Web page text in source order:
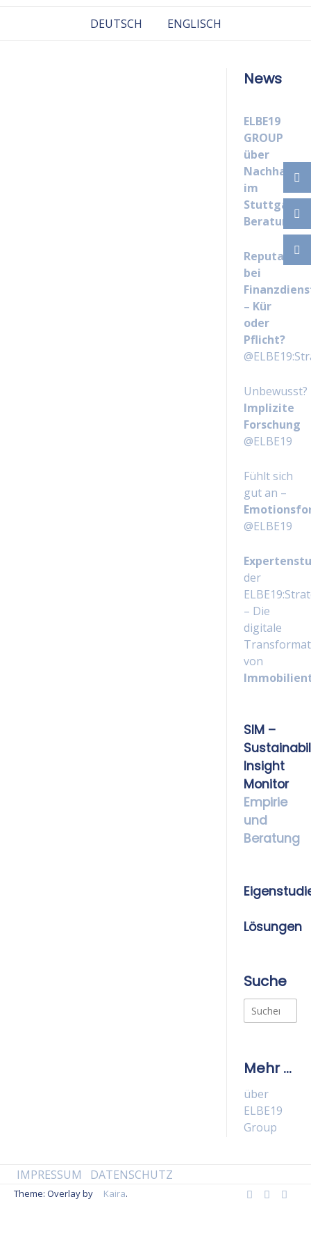
DEUTSCH ENGLISCH
News
ELBE19
GROUP
über
im
Stuttgarter
bei
– Kür
oder
Pflicht?
Unbewusst?
Implizite
Forschung
@ELBE19
Fühlt sich
gut an –
@ELBE19
der
– Die
digitale
von
SIM –
Insight
Monitor
Empirie
und
Beratung
Lösungen
Suche
Suchen
nach:
Mehr …
über
ELBE19
Group
IMPRESSUM DATENSCHUTZ
Theme: Overlay by Kaira.